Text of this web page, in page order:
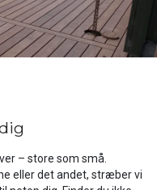
– store som små.
eller det andet, stræber vi